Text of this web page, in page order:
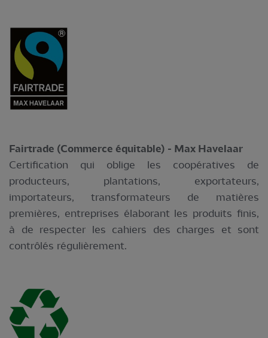
Fairtrade (Commerce équitable) - Max Havelaar
Certification qui oblige les coopératives de
producteurs, plantations, exportateurs,
importateurs, transformateurs de matières
premières, entreprises élaborant les produits finis,
à de respecter les cahiers des charges et sont
contrôlés régulièrement.